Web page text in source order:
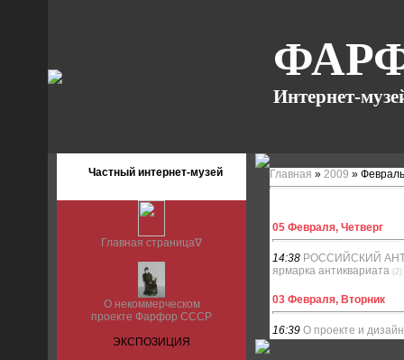
Интернет-
Частный интернет-музей
Главная страница∇
О некоммерческом
проекте Фарфор СССР
ЭКСПОЗИЦИЯ
Главная » 2009 » Февраль
05 Февраля, Четверг
14:38 РОССИЙСКИЙ
ярмарка антиквариата (2)
03 Февраля, Вторник
16:39 О проекте и